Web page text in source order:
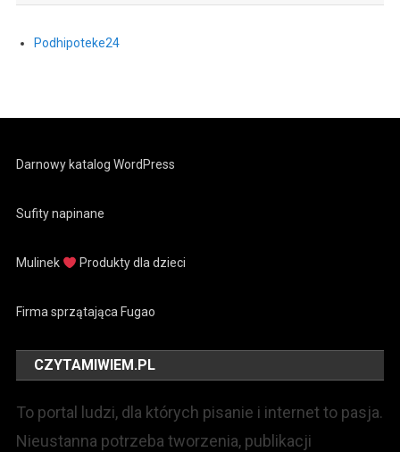
Podhipoteke24
Darnowy katalog WordPress
Sufity napinane
Mulinek Produkty dla dzieci
Firma sprzątająca Fugao
CZYTAMIWIEM.PL
To portal ludzi, dla których pisanie i internet to pasja.
Nieustanna potrzeba tworzenia, publikacji